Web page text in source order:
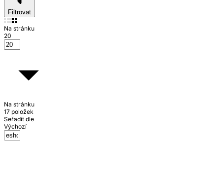
Filtrovat
Na stránku
20
Na stránku
17 položek
Seřadit dle
Výchozí